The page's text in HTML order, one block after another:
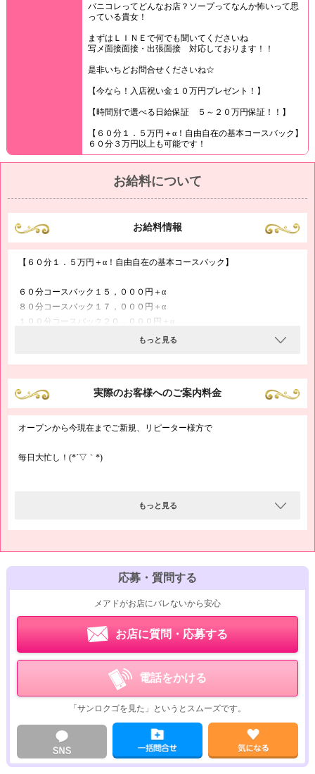
バニコレってどんなお店？ソープってなんか怖いって思
っている貴女！
まずはＬＩＮＥで何でも聞いてくださいね
写メ面接面接・出張面接 対応しております！！
是非いちどお問合せくださいね☆
【今なら！入店祝い金１０万円プレゼント！】
【時間別で選べる日給保証 ５～２０万円保証！！】
【６０分１．５万円＋α！自由自在の基本コースバック】
６０分３万円以上も可能です！
お給料について
お給料情報
【６０分１．５万円＋α！自由自在の基本コースバック】
６０分コースバック１５，０００円＋α
８０分コースバック１７，０００円＋α
１００分コースバック２０，０００円＋α
★「＋α」は指名料、本指名料、延長料などが加算
★本指名の場合は2～3000円アップ！！
もっと見る
実際のお客様へのご案内料金
オープンから今現在までご新規、リピーター様方で
毎日大忙し！(*´▽｀*)
～新感覚カジュアルソープ！！～
汚いお店で働くのはちょっと。。
そんな心配無用ですよ(^O^)／♪
宇都宮バニーコレクションは・・・
☆マットプレイ無しで超簡単！
マットが苦手と感じている経験者の方
もっと見る
応募・質問する
メアドがお店にバレないから安心
お店に質問・応募する
電話をかける
「サンロクゴを見た」というとスムーズです。